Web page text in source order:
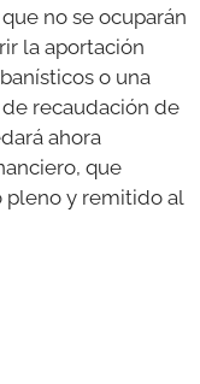
no se ocuparán
la aportación
o una
recaudación de
ahora
que
pleno y remitido al